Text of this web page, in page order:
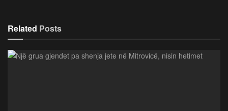
Related Posts